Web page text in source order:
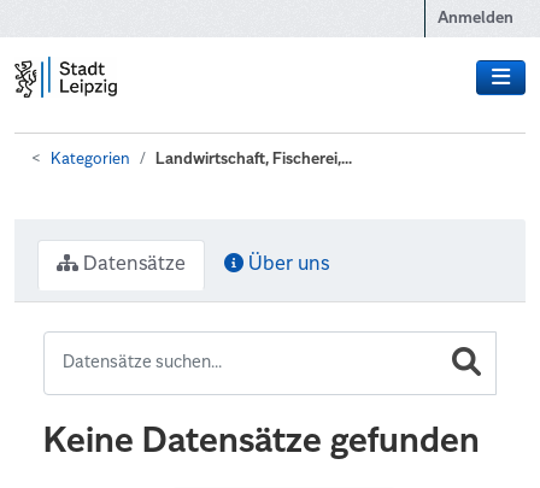
Anmelden
Kategorien Landwirtschaft, Fischerei,...
Datensätze Über uns
Keine Datensätze gefunden